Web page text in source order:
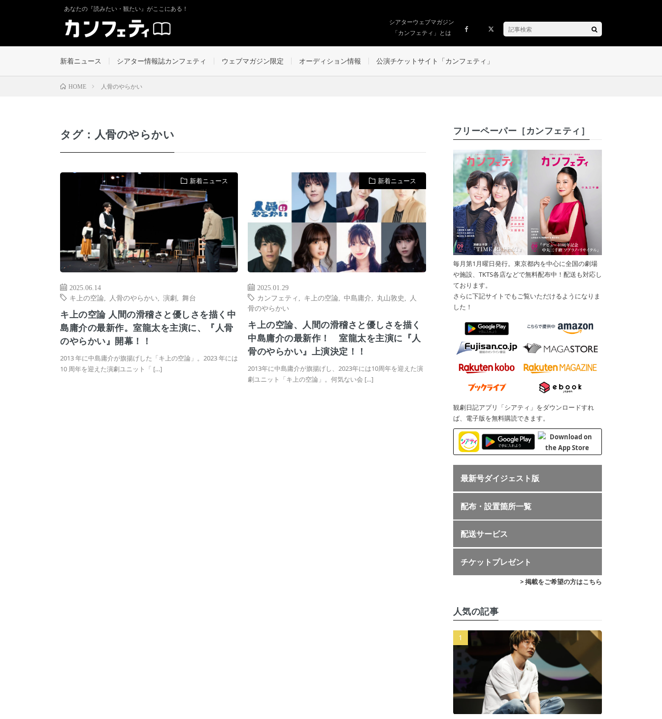
あなたの『読みたい・観たい』がここにある！
シアターウェブマガジン
「カンフェティ」とは
新着ニュース シアター情報誌カンフェティ ウェブマガジン限定 オーディション情報 公演チケットサイト「カンフェティ」
HOME 人骨のやらかい
タグ：人骨のやらかい
新着ニュース
2025.06.14
キ上の空論
人骨のやらかい 演劇 舞台
キ上の空論 人間の滑稽さと優しさを描く中
島庸介の最新作。室龍太を主演に、『人骨
のやらかい』開幕！！
2013 年に中島庸介が旗揚げした「キ上の空論」。2023 年には
10 周年を迎えた演劇ユニット「 […]
新着ニュース
2025.01.29
カンフェティ
キ上の空論 ,中島庸介 丸山敦史
人
骨のやらかい
キ上の空論、人間の滑稽さと優しさを描く
中島庸介の最新作！ 室龍太を主演に『人
骨のやらかい』上演決定！！
2013年に中島庸介が旗揚げし、2023年には10周年を迎えた演
劇ユニット「キ上の空論」。何気ない会 […]
フリーペーパー［カンフェティ］
毎月第1月曜日発行。東京都内を中心に全国の劇場
や施設、TKTS各店などで無料配布中！配送も対応し
ております。
さらに下記サイトでもご覧いただけるようになりま
した！
観劇日記アプリ「シアティ」をダウンロードすれ
ば、電子版を無料購読できます。
最新号ダイジェスト版
配布・設置箇所一覧
配送サービス
チケットプレゼント
> 掲載をご希望の方はこちら
人気の記事